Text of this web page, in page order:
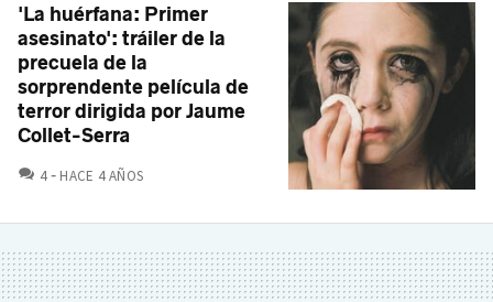
'La huérfana: Primer
asesinato': tráiler de la
precuela de la
sorprendente película de
terror dirigida por Jaume
Collet-Serra
4 COMENTARIOS
HACE 4 AÑOS